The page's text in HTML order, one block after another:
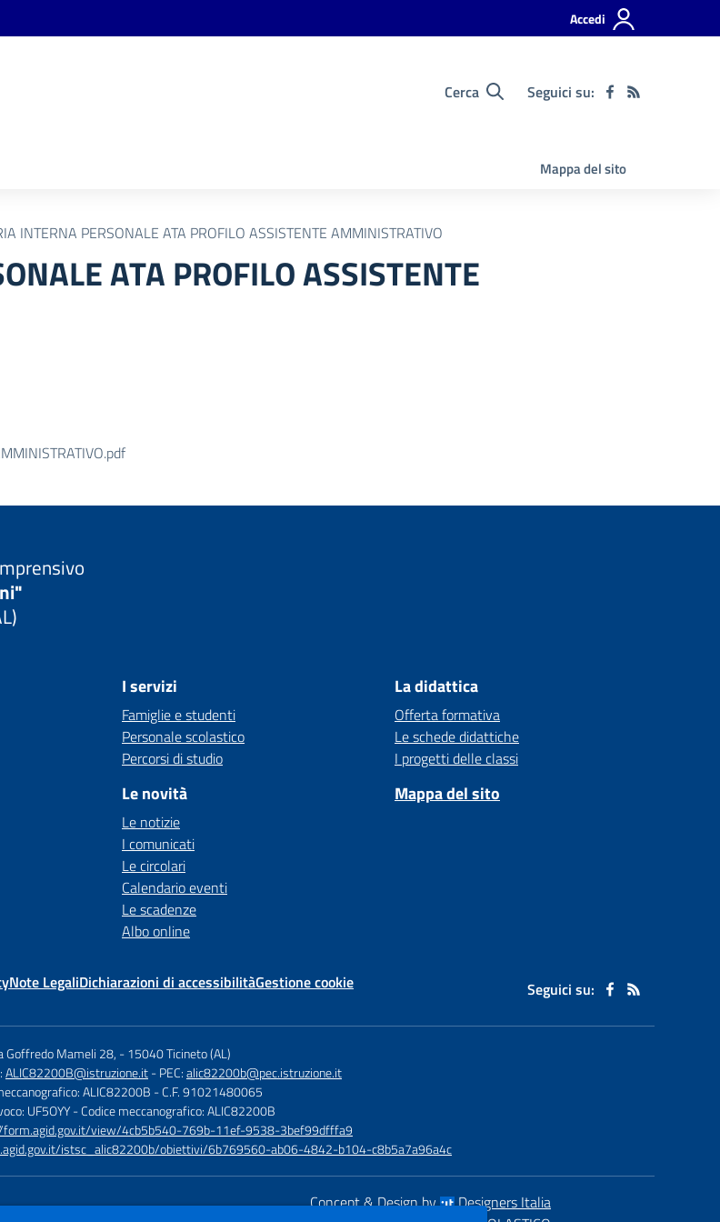
Accedi
Cerca Seguici su:
Mappa del sito
INTERNA PERSONALE ATA PROFILO ASSISTENTE AMMINISTRATIVO
ATA PROFILO ASSISTENTE
I servizi
Famiglie e studenti
Personale scolastico
Percorsi di studio
Le novità
Le notizie
I comunicati
Le circolari
Calendario eventi
Le scadenze
Albo online
La didattica
Offerta formativa
Le schede didattiche
I progetti delle classi
Mappa del sito
Note LegaliDichiarazioni di accessibilitàGestione cookie Seguici su:
Goffredo Mameli 28, -15040 Ticineto (AL)
ALIC82200B@istruzione.it- PEC:alic82200b@pec.istruzione.it
ALIC82200B - C.F. 91021480065
UF5OYY- Codice meccanografico: ALIC82200B
form.agid.gov.it/view/4cb5b540-769b-11ef-9538-3bef99dfffa9
istsc_alic82200b/obiettivi/6b769560-ab06-4842-b104-c8b5a7a96a4c
Concept & Design by
Designers Italia